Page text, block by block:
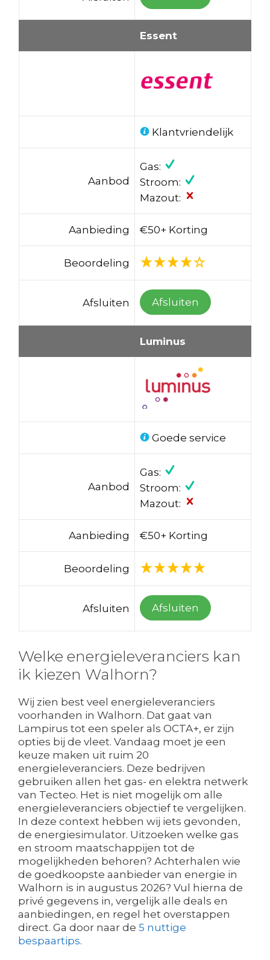
Essent
Klantvriendelijk
Aanbod
Gas:
Stroom:
Mazout:
Aanbieding €50+ Korting
Beoordeling
Afsluiten Afsluiten
Luminus
Goede service
Aanbod
Gas:
Stroom:
Mazout:
Aanbieding €50+ Korting
Beoordeling
Afsluiten Afsluiten
Welke energieleveranciers kan
ik kiezen Walhorn?
Wij zien best veel energieleveranciers
voorhanden in Walhorn. Dat gaat van
Lampirus tot een speler als OCTA+, er zijn
opties bij de vleet. Vandaag moet je een
keuze maken uit ruim 20
energieleveranciers. Deze bedrijven
gebruiken allen het gas- en elektra netwerk
van Tecteo. Het is niet mogelijk om alle
energieleveranciers objectief te vergelijken.
In deze context hebben wij iets gevonden,
de energiesimulator. Uitzoeken welke gas
en stroom maatschappijen tot de
mogelijkheden behoren? Achterhalen wie
de goedkoopste aanbieder van energie in
Walhorn is in augustus 2026? Vul hierna de
privé gegevens in, vergelijk alle deals en
aanbiedingen, en regel het overstappen
direct. Ga door naar de 5 nuttige
bespaartips.